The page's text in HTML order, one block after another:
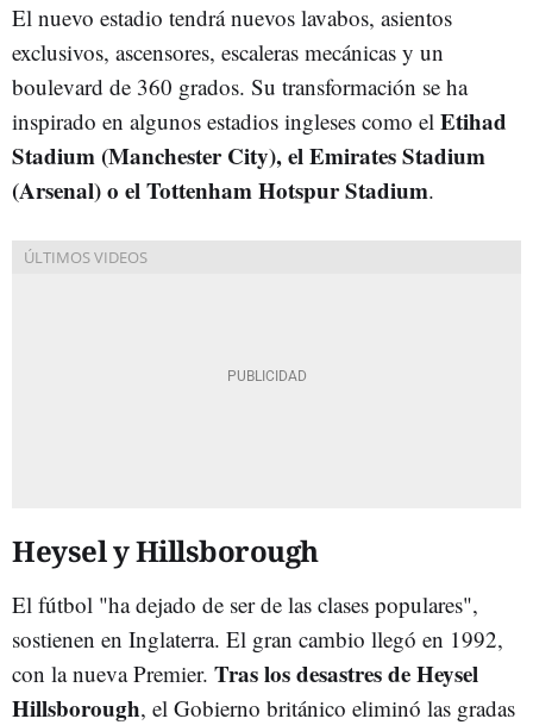
El nuevo estadio tendrá nuevos lavabos, asientos
exclusivos, ascensores, escaleras mecánicas y un
boulevard de 360 grados. Su transformación se ha
inspirado en algunos estadios ingleses como el Etihad
Stadium (Manchester City), elEmirates Stadium
(Arsenal) o el Tottenham Hotspur Stadium.
Heysel y Hillsborough
El fútbol "ha dejado de ser de las clases populares",
sostienen en Inglaterra. El gran cambio llegó en 1992,
con la nueva Premier. Tras los desastres de Heysel
Hillsborough, el Gobierno británico eliminó las gradas